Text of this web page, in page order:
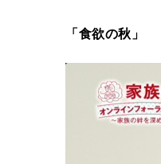
「食欲の秋」